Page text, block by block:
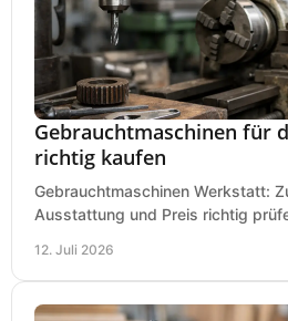
Gebrauchtmaschinen für
richtig kaufen
Gebrauchtmaschinen Werkstatt:
Ausstattung und Preis richtig
12. Juli 2026